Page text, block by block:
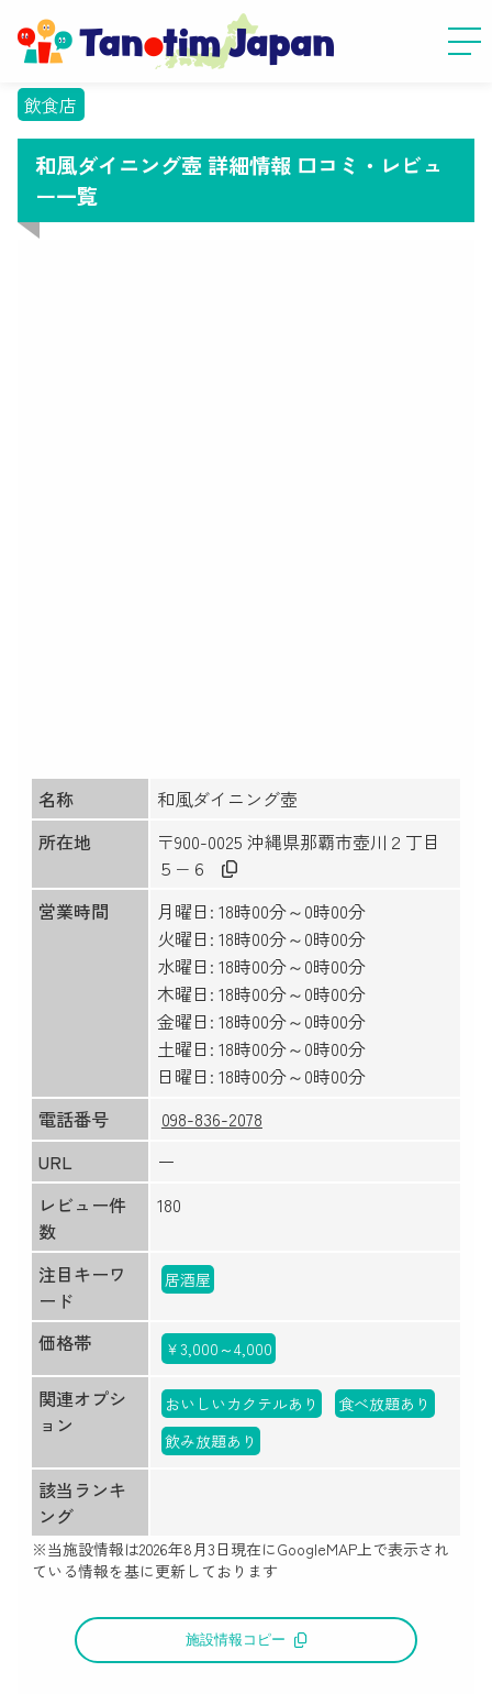
飲食店
和風ダイニング壺 詳細情報 口コミ・レビュ
ー一覧
名称
和風ダイニング壺
所在地
〒900-0025 沖縄県那覇市壺川２丁目
５−６
営業時間
月曜日: 18時00分～0時00分
火曜日: 18時00分～0時00分
水曜日: 18時00分～0時00分
木曜日: 18時00分～0時00分
金曜日: 18時00分～0時00分
土曜日: 18時00分～0時00分
日曜日: 18時00分～0時00分
電話番号
098-836-2078
URL
ー
レビュー件
数
180
注目キーワ
ード
居酒屋
価格帯 ￥3,000～4,000
関連オプシ
ョン
おいしいカクテルあり
食べ放題あり
飲み放題あり
該当ランキ
ング
※当施設情報は2026年8月3日現在にGoogleMAP上で表示され
ている情報を基に更新しております
施設情報コピー